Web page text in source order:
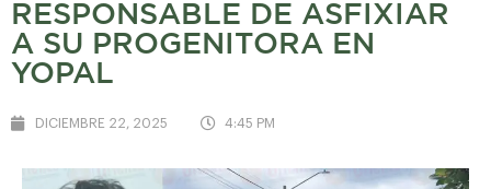
RESPONSABLE DE ASFIXIAR
A SU PROGENITORA EN
YOPAL
DICIEMBRE 22, 2025 4:45 PM